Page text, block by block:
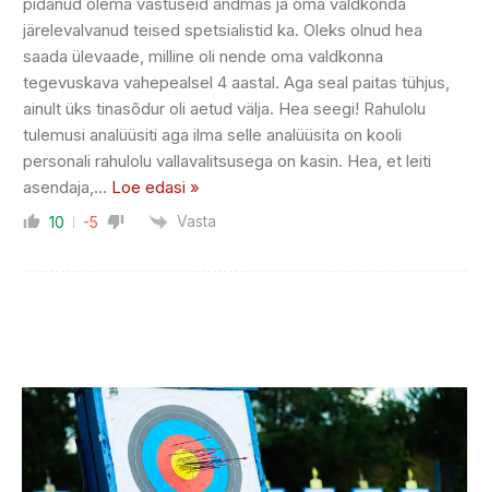
järelevalvanud teised spetsialistid ka. Oleks olnud hea
saada ülevaade, milline oli nende oma valdkonna
tegevuskava vahepealsel 4 aastal. Aga seal paitas tühjus,
ainult üks tinasõdur oli aetud välja. Hea seegi! Rahulolu
tulemusi analüüsiti aga ilma selle analüüsita on kooli
personali rahulolu vallavalitsusega on kasin. Hea, et leiti
asendaja, … Loe edasi »
10 -5 Vasta